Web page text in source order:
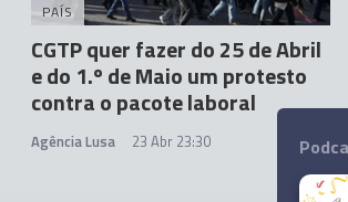
PAÍS
CGTP quer fazer do 25 de Abril
e do 1.º de Maio um protesto
contra o pacote laboral
Agência Lusa 23 Abr 23:30